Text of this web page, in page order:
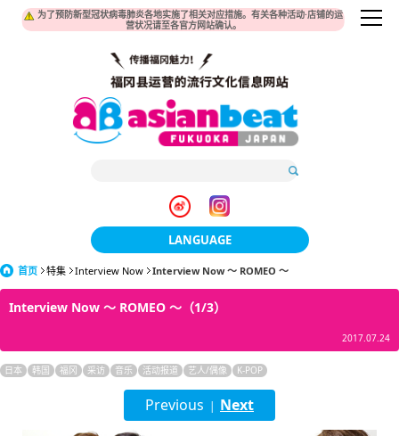
为了预防新型冠状病毒肺炎各地实施了相关对应措施。有关各种活动·店铺的运
营状况请至各官方网站确认。
LANGUAGE
日本語
한국어
繁體中文
English
首页 特集 Interview Now Interview Now ～ ROMEO ～
Interview Now ～ ROMEO ～（1/3）
2017.07.24
日本 韩国 福冈 采访 音乐 活动报道 艺人/偶像 K-POP
Previous | Next